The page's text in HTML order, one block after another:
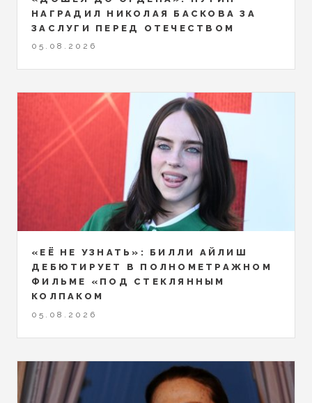
НАГРАДИЛ НИКОЛАЯ БАСКОВА ЗА
ЗАСЛУГИ ПЕРЕД ОТЕЧЕСТВОМ
05.08.2026
«ЕЁ НЕ УЗНАТЬ»: БИЛЛИ АЙЛИШ
ДЕБЮТИРУЕТ В ПОЛНОМЕТРАЖНОМ
ФИЛЬМЕ «ПОД СТЕКЛЯННЫМ
КОЛПАКОМ
05.08.2026